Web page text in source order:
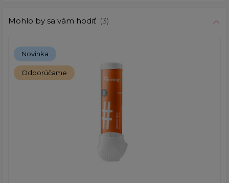
Mohlo by sa vám hodiť (3)
Novinka
Odporúčame